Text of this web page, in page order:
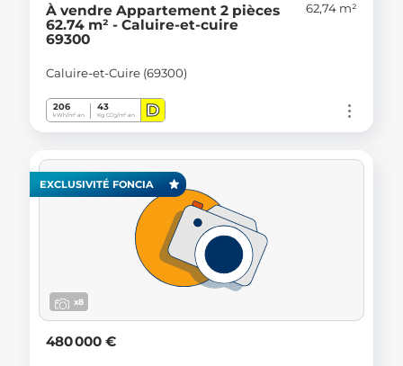
À vendre Appartement 2 pièces
62.74 m² - Caluire-et-cuire
69300
62,74 m²
Caluire-et-Cuire (69300)
206
kWh/m².an
43
Kg CO2/m².an D
EXCLUSIVITÉ FONCIA
x8
480 000 €